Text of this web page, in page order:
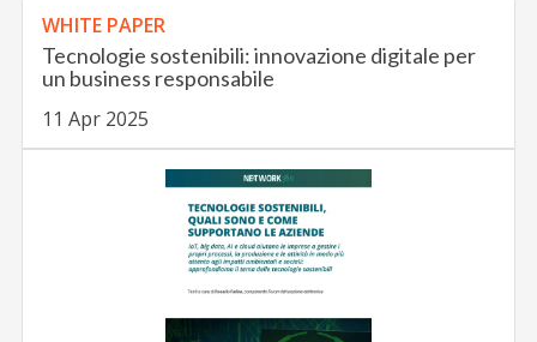
WHITE PAPER
Tecnologie sostenibili: innovazione digitale per
un business responsabile
11 Apr 2025